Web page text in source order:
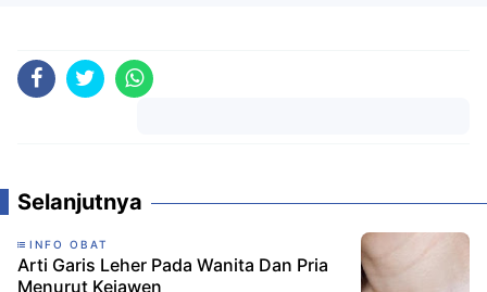
Selanjutnya
INFO OBAT
Arti Garis Leher Pada Wanita Dan Pria
Menurut Kejawen